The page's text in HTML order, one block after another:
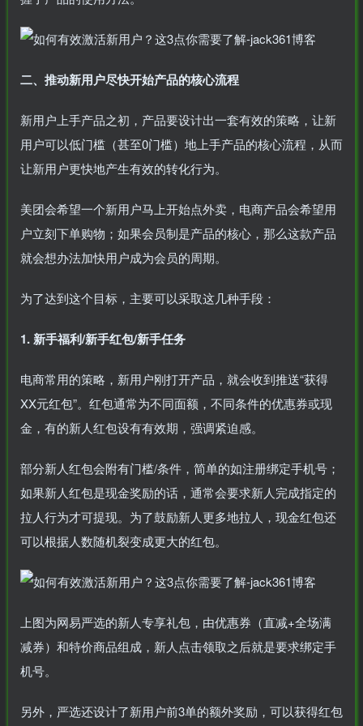
二、推动新用户尽快开始产品的核心流程
新用户上手产品之初，产品要设计出一套有效的策略，让新
用户可以低门槛（甚至0门槛）地上手产品的核心流程，从而
让新用户更快地产生有效的转化行为。
美团会希望一个新用户马上开始点外卖，电商产品会希望用
户立刻下单购物；如果会员制是产品的核心，那么这款产品
就会想办法加快用户成为会员的周期。
为了达到这个目标，主要可以采取这几种手段：
1. 新手福利/新手红包/新手任务
电商常用的策略，新用户刚打开产品，就会收到推送“获得
XX元红包”。红包通常为不同面额，不同条件的优惠券或现
金，有的新人红包设有有效期，强调紧迫感。
部分新人红包会附有门槛/条件，简单的如注册绑定手机号；
如果新人红包是现金奖励的话，通常会要求新人完成指定的
拉人行为才可提现。为了鼓励新人更多地拉人，现金红包还
可以根据人数随机裂变成更大的红包。
上图为网易严选的新人专享礼包，由优惠券（直减+全场满
减券）和特价商品组成，新人点击领取之后就是要求绑定手
机号。
另外，严选还设计了新用户前3单的额外奖励，可以获得红包